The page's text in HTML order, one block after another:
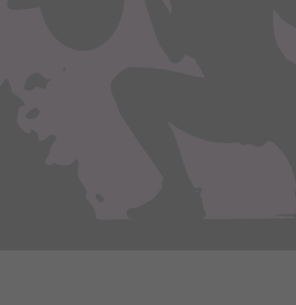
ich przetwarzania. Możesz
praw wymienionych
podstawie prawnej.
do Twoich zainteresowań,